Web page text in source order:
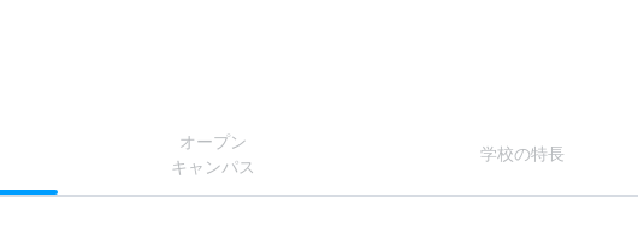
オープン
キャンパス
学校の特長